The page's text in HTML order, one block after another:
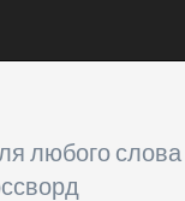
любого слова